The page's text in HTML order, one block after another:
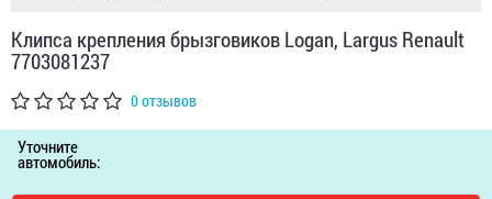
Клипса крепления брызговиков Logan, Largus Renault
7703081237
0 отзывов
Уточните
автомобиль: